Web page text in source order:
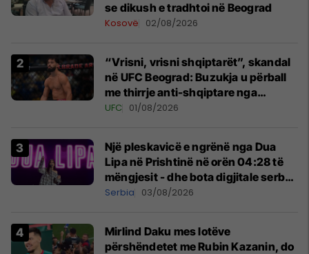
se dikush e tradhtoi në Beograd
Kosovë 02/08/2026
“Vrisni, vrisni shqiptarët”, skandal
në UFC Beograd: Buzukja u përball
me thirrje anti-shqiptare nga
tribunat
UFC 01/08/2026
Një pleskavicë e ngrënë nga Dua
Lipa në Prishtinë në orën 04:28 të
mëngjesit - dhe bota digjitale serbe
shpall gjendjen e luftës
Serbia 03/08/2026
Mirlind Daku mes lotëve
përshëndetet me Rubin Kazanin, do